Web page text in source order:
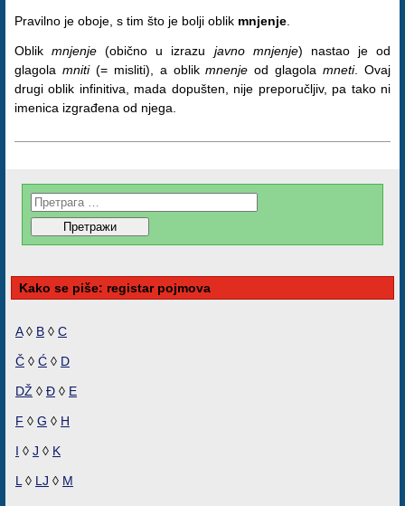
Pravilno je oboje, s tim što je bolji oblik mnjenje
Oblikmnjenje (obično u izrazu javno mnjenje) nastao je od
glagola mniti(= misliti), a oblikmnenje od glagolamneti. Ovaj
drugi oblik infinitiva, mada dopušten, nije preporučljiv, pa tako ni
imenica izgrađena od njega.
Kako se piše: registar pojmova
A◊ B ◊ C
Č ◊ Ć ◊ D
DŽ ◊ Đ ◊ E
F ◊ G ◊ H
I ◊ J ◊ K
L ◊ LJ ◊ M